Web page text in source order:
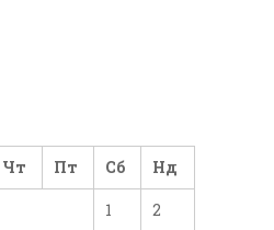
Чт Пт Сб Нд
1 2